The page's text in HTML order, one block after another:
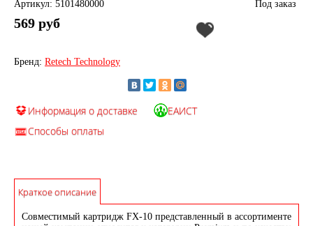
Артикул: 5101480000 Под заказ
569 руб
Бренд: Retech Technology
Информация о доставке
ЕАИСТ
Способы оплаты
Краткое описание
Совместимый картридж FX-10 представленный в ассортименте